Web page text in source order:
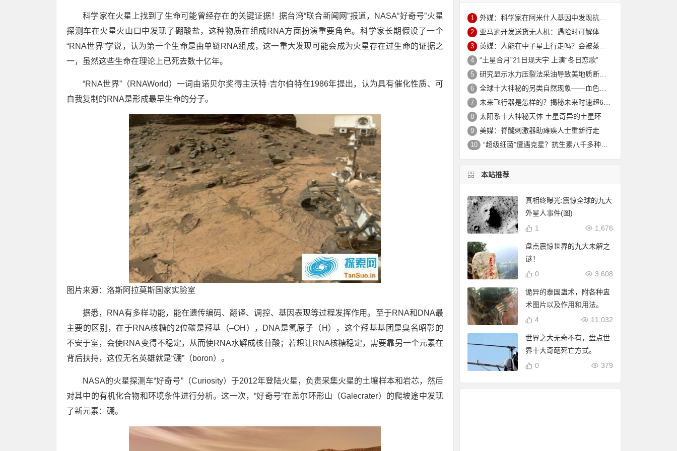
科学家在火星上找到了生命可能曾经存在的关键证据！据台湾“联合新闻网”报道，NASA“好奇号”火星
探测车在火星火山口中发现了硼酸盐，这种物质在组成RNA方面扮演重要角色。科学家长期假设了一个
“RNA世界”学说，认为第一个生命是由单链RNA组成，这一重大发现可能会成为火星存在过生命的证据之
一，虽然这些生命在理论上已死去数十亿年。
“RNA世界”（RNAWorld）一词由诺贝尔奖得主沃特·吉尔伯特在1986年提出，认为具有催化性质、可
自我复制的RNA是形成最早生命的分子。
图片来源：洛斯阿拉莫斯国家实验室
据悉，RNA有多样功能，能在遗传编码、翻译、调控、基因表现等过程发挥作用。至于RNA和DNA最
主要的区别，在于RNA核糖的2位碳是羟基（–OH），DNA是氢原子（H），这个羟基基团是臭名昭彰的
不安于室，会使RNA变得不稳定，从而使RNA水解成核苷酸；若想让RNA核糖稳定，需要靠另一个元素在
背后扶持，这位无名英雄就是“硼”（boron）。
NASA的火星探测车“好奇号”（Curiosity）于2012年登陆火星，负责采集火星的土壤样本和岩芯，然后
对其中的有机化合物和环境条件进行分析。这一次，“好奇号”在盖尔环形山（Galecrater）的爬坡途中发现
了新元素：硼。
1 外媒：科学家在阿米什人基因中发现抗衰老突变 可延寿10年
2 亚马逊开发送货无人机：遇险时可解体坠入安全地
3 英媒：人能在中子星上行走吗？会被蒸发电离
4 “土星合月”21日现天宇 上演“冬日恋歌”
5 研究显示水力压裂法采油导致美地质断层重新活跃
6 全球十大神秘的另类自然现象——血色瀑布_大火瀑布_磁山等！
7 未来飞行器是怎样的？揭秘未来时速超6000公里的飞行器
8 太阳系十大神秘天体 土星奇异的土星环
9 美媒：脊髓刺激器助瘫痪人士重新行走
10 “超级细菌”遭遇克星？抗生素八千多种新组合效果惊人
本站推荐
真相终曝光:震惊全球的九大
外星人事件(图)
1,676
1
盘点震惊世界的九大未解之
谜！
3,608
0
诡异的泰国蛊术，附各种盅
术图片以及作用和用法。
11,032
4
世界之大无奇不有，盘点世
界十大奇葩死亡方式。
379
0